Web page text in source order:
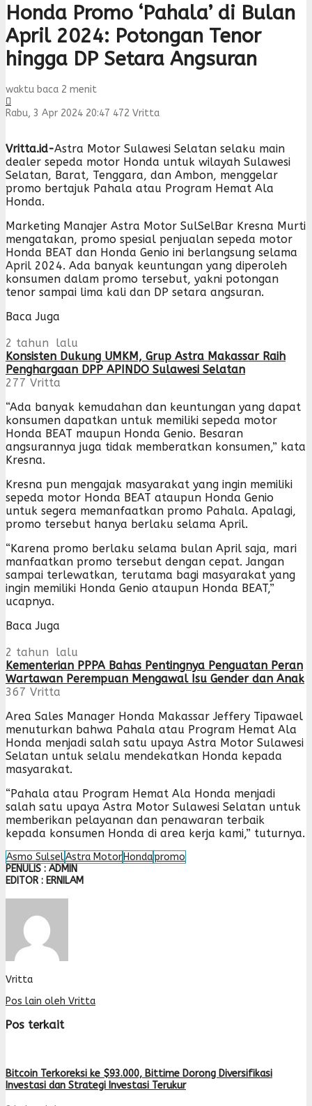
Honda Promo ‘Pahala’ di Bulan
April 2024: Potongan Tenor
hingga DP Setara Angsuran
waktu baca 2 menit
Rabu, 3 Apr 2024 20:47 472 Vritta
Vritta.id-Astra Motor Sulawesi Selatan selaku main
dealer sepeda motor Honda untuk wilayah Sulawesi
Selatan, Barat, Tenggara, dan Ambon, menggelar
promo bertajuk Pahala atau Program Hemat Ala
Honda.
Marketing Manajer Astra Motor SulSelBar Kresna Murti
mengatakan, promo spesial penjualan sepeda motor
Honda BEAT dan Honda Genio ini berlangsung selama
April 2024. Ada banyak keuntungan yang diperoleh
konsumen dalam promo tersebut, yakni potongan
tenor sampai lima kali dan DP setara angsuran.
Baca Juga
2 tahun lalu
Konsisten Dukung UMKM, Grup Astra Makassar Raih
Penghargaan DPP APINDO Sulawesi Selatan
277 Vritta
“Ada banyak kemudahan dan keuntungan yang dapat
konsumen dapatkan untuk memiliki sepeda motor
Honda BEAT maupun Honda Genio. Besaran
angsurannya juga tidak memberatkan konsumen,” kata
Kresna.
Kresna pun mengajak masyarakat yang ingin memiliki
sepeda motor Honda BEAT ataupun Honda Genio
untuk segera memanfaatkan promo Pahala. Apalagi,
promo tersebut hanya berlaku selama April.
“Karena promo berlaku selama bulan April saja, mari
manfaatkan promo tersebut dengan cepat. Jangan
sampai terlewatkan, terutama bagi masyarakat yang
ingin memiliki Honda Genio ataupun Honda BEAT,”
ucapnya.
Baca Juga
2 tahun lalu
Kementerian PPPA Bahas Pentingnya Penguatan Peran
Wartawan Perempuan Mengawal Isu Gender dan Anak
367 Vritta
Area Sales Manager Honda Makassar Jeffery Tipawael
menuturkan bahwa Pahala atau Program Hemat Ala
Honda menjadi salah satu upaya Astra Motor Sulawesi
Selatan untuk selalu mendekatkan Honda kepada
masyarakat.
“Pahala atau Program Hemat Ala Honda menjadi
salah satu upaya Astra Motor Sulawesi Selatan untuk
memberikan pelayanan dan penawaran terbaik
kepada konsumen Honda di area kerja kami,” tuturnya.
Asmo SulselAstra Motor Hondapromo
PENULIS : ADMIN
EDITOR : ERNILAM
Vritta
Pos lain oleh Vritta
Pos terkait
Bitcoin Terkoreksi ke $93.000, Bittime Dorong Diversifikasi
Investasi dan Strategi Investasi Terukur